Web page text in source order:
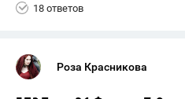
18 ответов
Роза Красникова